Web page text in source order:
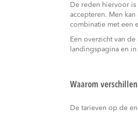
De reden hiervoor is
accepteren. Men
combinatie met een
Een overzicht van
landingspagina en
Waarom
De tarieven op de